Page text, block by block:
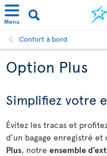
Menu
Confort à bord
Option Plus
Simplifiez votre
Évitez les tracas et
d’un bagage enregistré
Plus, notre ensemble